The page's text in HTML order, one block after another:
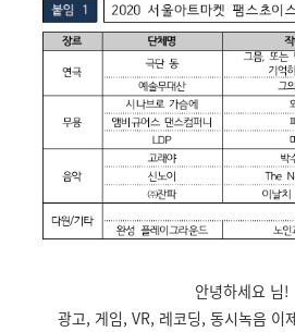
안녕하세요 님!
광고, 게임, VR, 레코딩, 동시녹음 이